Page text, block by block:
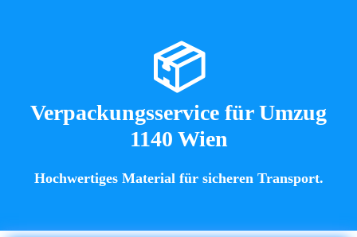
📦
Verpackungsservice für Umzug
1140 Wien
Hochwertiges Material für sicheren Transport.